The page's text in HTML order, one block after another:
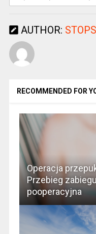
AUTHOR:
RECOMMENDED FOR
Operacja
Przebieg
pooperacyjna